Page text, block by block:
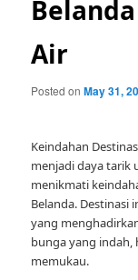
Air
Posted onMay 31,
Keindahan
menjadi daya tarik
menikmati
Belanda. Destinasi
yang
bunga yang indah,
memukau.